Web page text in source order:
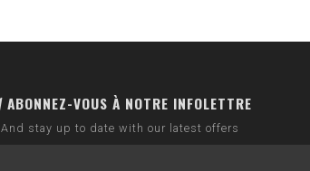
ABONNEZ-VOUS À NOTRE INFOLETTRE
And stay up to date with our latest offers